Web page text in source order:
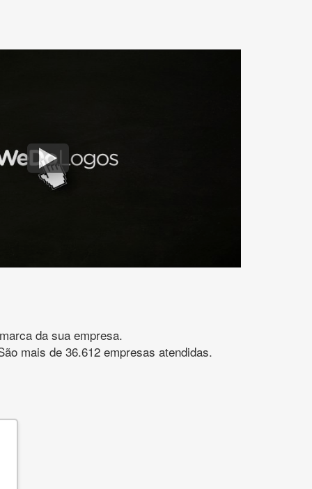
da sua empresa.
mais de 36.612 empresas atendidas.